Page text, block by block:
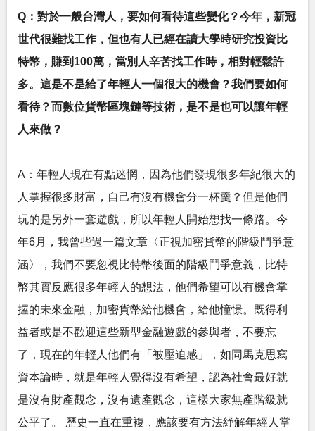
Q：對於一般台灣人，要如何看待這些變化？今年，新冠
世代很難找工作，但也有人已經在讀大學時研究投資比
特幣，賺到100萬，當別人辛苦找工作時，相對輕鬆許
多。這是不是給了年輕人一個很大的機會？我們要如何
看待？而數位貨幣區塊鏈等技術，是不是也可以讓年輕
人來做？
A：年輕人現在有點迷惘，因為他們發現很多年紀很大的
人掌握很多財富，自己有沒有機會分一杯羹？但是他們
玩的是另外一套遊戲，所以年輕人開始想找一條路。今
年6月，我曾些過一篇文章〈正視加密貨幣的階級鬥爭意
涵〉，我們不要忽視比特幣後面的階級鬥爭意義，比特
幣其實反應很多年輕人的想法，他們希望可以有機會掌
握的未來金融，加密貨幣給他機會，給他憧憬。既得利
益者或是不歡迎這些新型金融遊戲的參與者，不要忘
了，現在的年輕人他們有「被壓迫感」，如同馬克思寫
資本論時，就是年輕人覺得沒有希望，認為社會最好就
是沒有財產觀念，沒有遺產觀念，這樣大家無產階級就
公平了。 歷史一直在重複，應該要有方法紓解年經人掌